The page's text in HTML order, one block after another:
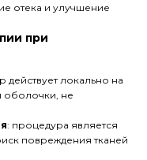
отека и улучшение
при
действует локально на
оболочки, не
: процедура является
повреждения тканей